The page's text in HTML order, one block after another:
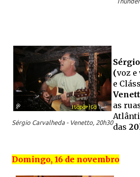
Sérgio Carvalheda - Venetto, 20h30
(voz e
e
as
das
Domingo, 16 de novembro